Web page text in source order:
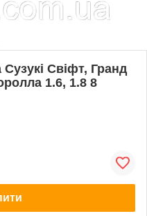
Свіфт, Гранд
1.6, 1.8 8